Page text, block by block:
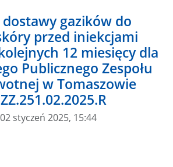
gazików do
przed iniekcjami
12 miesięcy dla
Publicznego Zespołu
w Tomaszowie
02 styczeń 2025, 15:44